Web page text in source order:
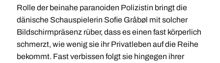
Rolle der beinahe paranoiden Polizistin bringt die
dänische Schauspielerin Sofie Gråbøl mit solcher
Bildschirmpräsenz rüber, dass es einen fast körperlich
schmerzt, wie wenig sie ihr Privatleben auf die Reihe
bekommt. Fast verbissen folgt sie hingegen ihrer